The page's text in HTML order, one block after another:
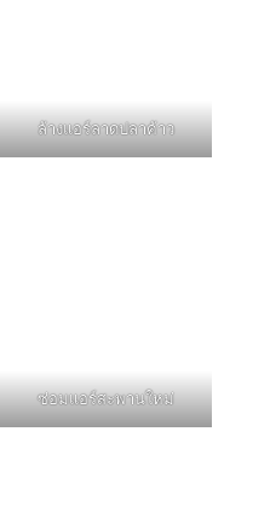
ล้างแอร์ลาดปลาค้าว
ซ่อมแอร์สะพานใหม่